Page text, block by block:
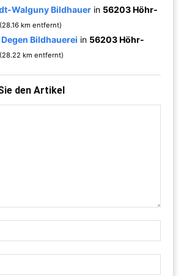
Walguny Bildhauer in 56203 Höhr-
(28.16 km entfernt)
Degen Bildhauerei in 56203 Höhr-
(28.22 km entfernt)
den Artikel